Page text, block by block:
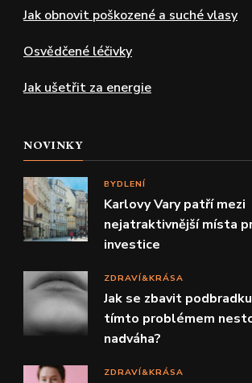
Jak obnovit poškozené a suché vlasy
Osvědčené léčivky
Jak ušetřit za energie
NOVINKY
BYDLENÍ
Karlovy Vary patří mezi
nejatraktivnější místa
investice
ZDRAVÍ&KRÁSA
Jak se zbavit
tímto problémem
nadváha?
ZDRAVÍ&KRÁSA